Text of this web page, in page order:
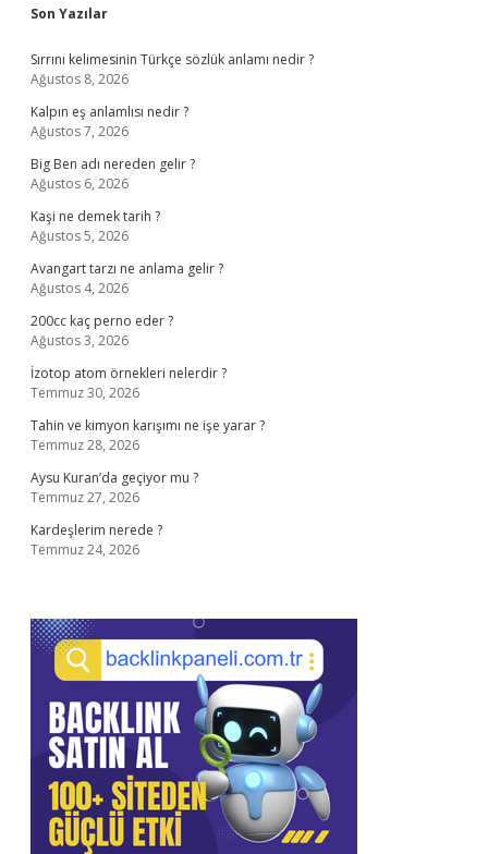
Sidebar
Son Yazılar
Sırrını kelimesinin Türkçe sözlük anlamı nedir ?
Ağustos 8, 2026
Kalpın eş anlamlısı nedir ?
Ağustos 7, 2026
Big Ben adı nereden gelir ?
Ağustos 6, 2026
Kaşi ne demek tarih ?
Ağustos 5, 2026
Avangart tarzı ne anlama gelir ?
Ağustos 4, 2026
200cc kaç perno eder ?
Ağustos 3, 2026
İzotop atom örnekleri nelerdir ?
Temmuz 30, 2026
Tahin ve kimyon karışımı ne işe yarar ?
Temmuz 28, 2026
Aysu Kuran’da geçiyor mu ?
Temmuz 27, 2026
Kardeşlerim nerede ?
Temmuz 24, 2026